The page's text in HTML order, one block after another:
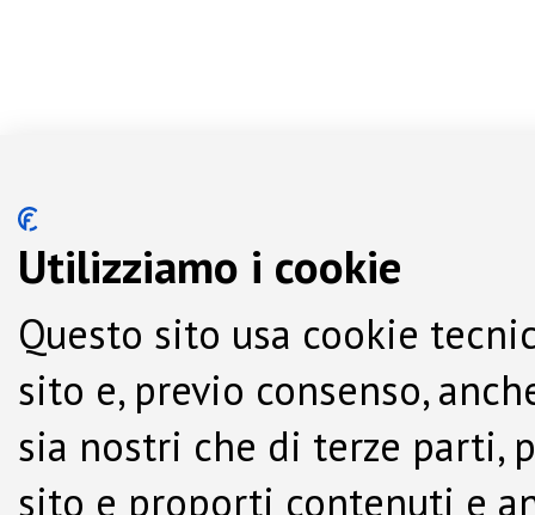
Utilizziamo i cookie
Questo sito usa cookie
sito e, previo consenso,
sia nostri che di terze parti,
sito e proporti contenuti e